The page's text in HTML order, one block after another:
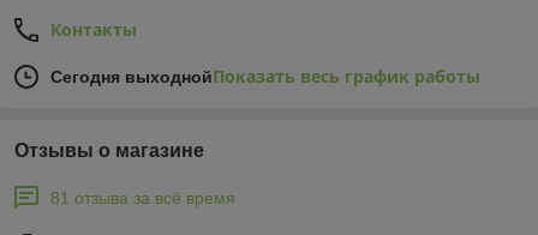
Контакты
Сегодня выходнойПоказать весь график работы
Отзывы о магазине
81 отзыва за всё время